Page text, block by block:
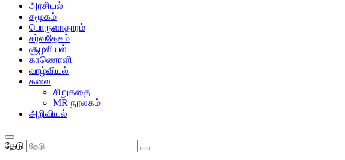
அரசியல்
சமூகம்
பொருளாதாரம்
சர்வதேசம்
சூழலியல்
காணொளி
வாழ்வியல்
கலை
சிறுகதை
MR நூலகம்
அறிவியல்
தேடு